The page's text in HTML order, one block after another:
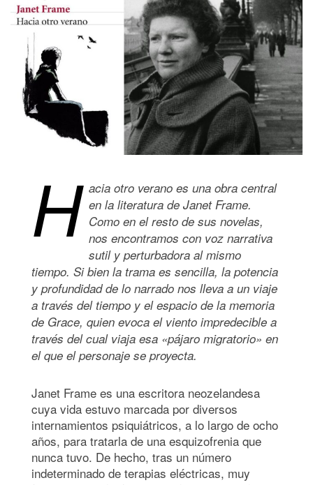
H acia otro verano es una obra central
en la literatura de Janet Frame.
Como en el resto de sus novelas,
nos encontramos con voz narrativa
sutil y perturbadora al mismo
tiempo. Si bien la trama es sencilla, la potencia
y profundidad de lo narrado nos lleva a un viaje
a través del tiempo y el espacio de la memoria
de Grace, quien evoca el viento impredecible a
través del cual viaja esa «pájaro migratorio» en
el que el personaje se proyecta.
Janet Frame es una escritora neozelandesa
cuya vida estuvo marcada por diversos
internamientos psiquiátricos, a lo largo de ocho
años, para tratarla de una esquizofrenia que
nunca tuvo. De hecho, tras un número
indeterminado de terapias eléctricas, muy